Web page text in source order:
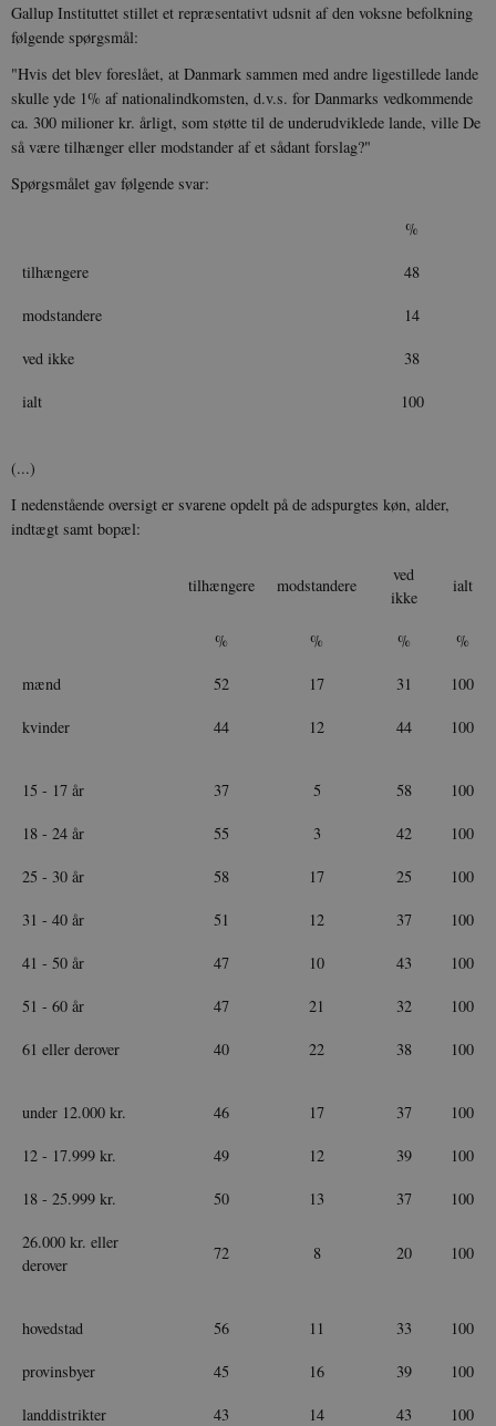
Gallup Instituttet stillet et repræsentativt udsnit af den voksne befolkning
følgende spørgsmål:
"Hvis det blev foreslået, at Danmark sammen med andre ligestillede lande
skulle yde 1% af nationalindkomsten, d.v.s. for Danmarks vedkommende
ca. 300 milioner kr. årligt, som støtte til de underudviklede lande, ville De
så være tilhænger eller modstander af et sådant forslag?"
Spørgsmålet gav følgende svar:
%
tilhængere 48
modstandere 14
ved ikke 38
ialt 100
(...)
I nedenstående oversigt er svarene opdelt på de adspurgtes køn, alder,
indtægt samt bopæl:
tilhængere modstandere
ved
ikke
ialt
% % % %
mænd 52 17 31 100
kvinder 44 12 44 100
15 - 17 år 37 5 58 100
18 - 24 år 55 3 42 100
25 - 30 år 58 17 25 100
31 - 40 år 51 12 37 100
41 - 50 år 47 10 43 100
51 - 60 år 47 21 32 100
61 eller derover 40 22 38 100
under 12.000 kr. 46 17 37 100
12 - 17.999 kr. 49 12 39 100
18 - 25.999 kr. 50 13 37 100
26.000 kr. eller
derover
72 8 20 100
hovedstad 56 11 33 100
provinsbyer 45 16 39 100
landdistrikter 43 14 43 100